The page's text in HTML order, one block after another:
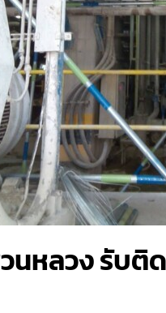
หลวง รับติด